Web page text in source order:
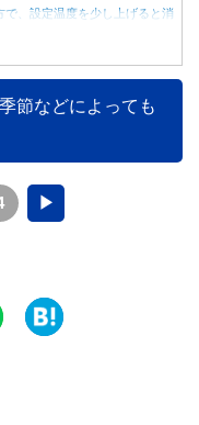
、設定温度を少し上げると消
目安と快適に過ごすためのポイ
す。
節などによっても
▶